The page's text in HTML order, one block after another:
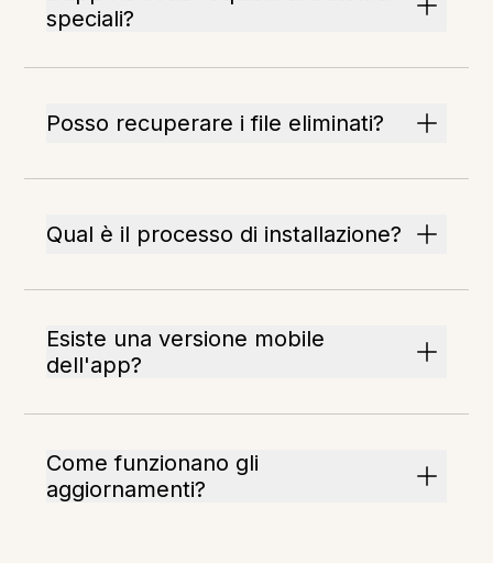
speciali?
Posso recuperare i file eliminati?
Qual è il processo di installazione?
Esiste una versione mobile
dell'app?
Come funzionano gli
aggiornamenti?